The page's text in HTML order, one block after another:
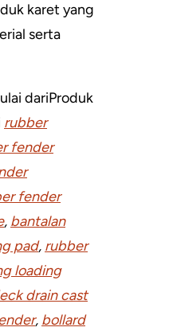
karet yang
serta
dariProduk
rubber
fender
fender
, bantalan
pad, rubber
loading
drain cast
, bollard